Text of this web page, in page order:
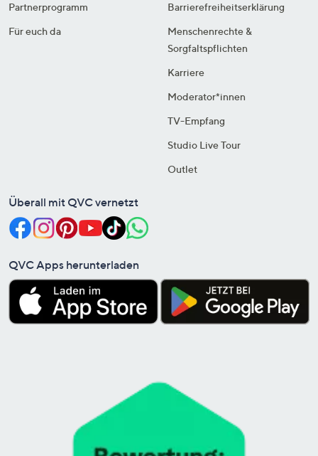
Partnerprogramm
Für euch da
Barrierefreiheitserklärung
Menschenrechte &
Sorgfaltspflichten
Karriere
Moderator*innen
TV-Empfang
Studio Live Tour
Outlet
Überall mit QVC vernetzt
QVC Apps herunterladen